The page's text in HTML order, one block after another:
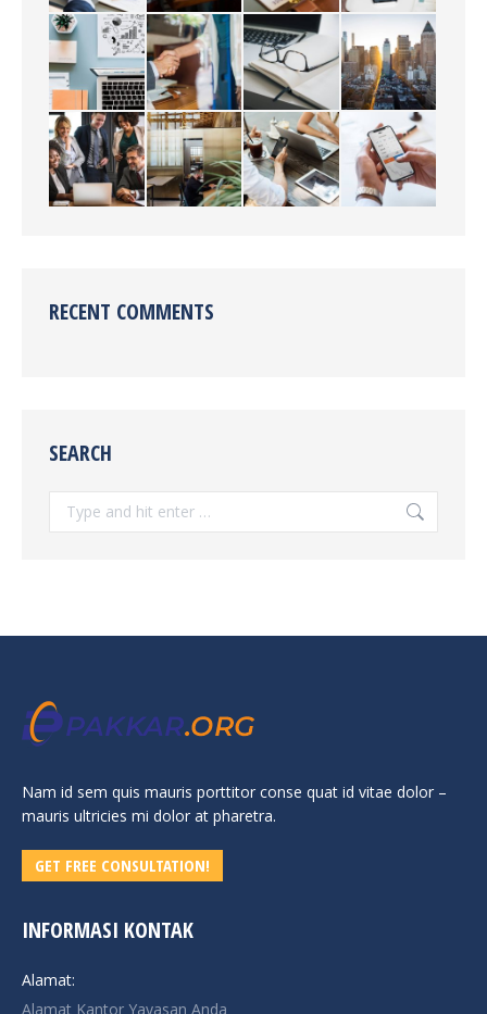
RECENT COMMENTS
SEARCH
Search:
Nam id sem quis mauris porttitor conse quat id vitae dolor –
mauris ultricies mi dolor at pharetra.
GET FREE CONSULTATION!
INFORMASI KONTAK
Alamat:
Alamat Kantor Yayasan Anda